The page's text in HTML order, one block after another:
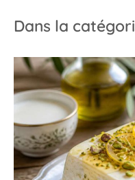
Dans la